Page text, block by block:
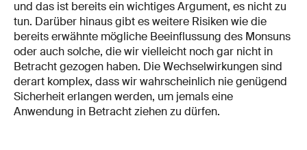
und das ist bereits ein wichtiges Argument, es nicht zu
tun. Darüber hinaus gibt es weitere Risiken wie die
bereits erwähnte mögliche Beeinflussung des Monsuns
oder auch solche, die wir vielleicht noch gar nicht in
Betracht gezogen haben. Die Wechselwirkungen sind
derart komplex, dass wir wahrscheinlich nie genügend
Sicherheit erlangen werden, um jemals eine
Anwendung in Betracht ziehen zu dürfen.